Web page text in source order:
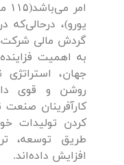
یورو)،
گردش مالی
به اهمیت
جهان، استراتژی
روشن و قوی
کارآفرینان صنعت
کردن تولیدات
طریق توسعه،
افزایش داده‌اند.